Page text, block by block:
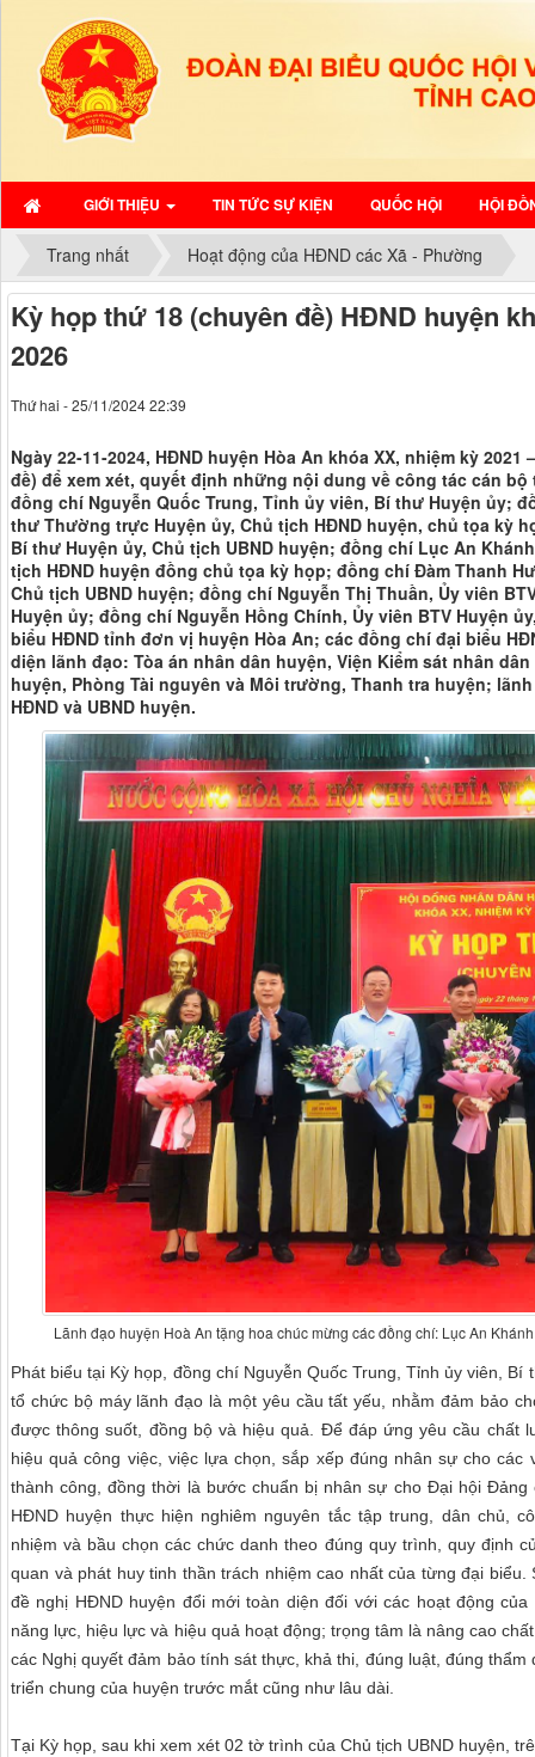
GIỚI THIỆU TIN TỨC SỰ KIỆN QUỐC HỘI HỘI
Trang nhất Hoạt động của HĐND các Xã - Phường
Kỳ họp thứ 18 (chuyên đề) HĐND huyện
2026
Thứ hai - 25/11/2024 22:39
Ngày 22-11-2024, HĐND huyện Hòa An khóa XX, nhiệm kỳ
đề) để xem xét, quyết định những nội dung về công tác cán
đồng chí Nguyễn Quốc Trung, Tỉnh ủy viên, Bí thư Huyện ủy;
thư Thường trực Huyện ủy, Chủ tịch HĐND huyện, chủ tọa kỳ
Bí thư Huyện ủy, Chủ tịch UBND huyện; đồng chí Lục An
tịch HĐND huyện đồng chủ tọa kỳ họp; đồng chí Đàm Thanh
Chủ tịch UBND huyện; đồng chí Nguyễn Thị Thuần, Ủy viên
Huyện ủy; đồng chí Nguyễn Hồng Chính, Ủy viên BTV Huyện
biểu HĐND tỉnh đơn vị huyện Hòa An; các đồng chí đại biểu
diện lãnh đạo: Tòa án nhân dân huyện, Viện Kiểm sát nhân
huyện, Phòng Tài nguyên và Môi trường, Thanh tra huyện;
HĐND và UBND huyện.
Lãnh đạo huyện Hoà An tặng hoa chúc mừng các đồng chí: Lục An
Phát biểu tại Kỳ họp, đồng chí Nguyễn Quốc Trung, Tỉnh ủy viên,
tổ chức bộ máy lãnh đạo là một yêu cầu tất yếu, nhằm đảm bảo
được thông suốt, đồng bộ và hiệu quả. Để đáp ứng yêu cầu chất
hiệu quả công việc, việc lựa chọn, sắp xếp đúng nhân sự cho
thành công, đồng thời là bước chuẩn bị nhân sự cho Đại hội
HĐND huyện thực hiện nghiêm nguyên tắc tập trung, dân chủ,
nhiệm và bầu chọn các chức danh theo đúng quy trình, quy định
quan và phát huy tinh thần trách nhiệm cao nhất của từng đại
đề nghị HĐND huyện đổi mới toàn diện đối với các hoạt động
năng lực, hiệu lực và hiệu quả hoạt động; trọng tâm là nâng cao
các Nghị quyết đảm bảo tính sát thực, khả thi, đúng luật, đúng
triển chung của huyện trước mắt cũng như lâu dài.
Tại Kỳ họp, sau khi xem xét 02 tờ trình của Chủ tịch UBND huyện,